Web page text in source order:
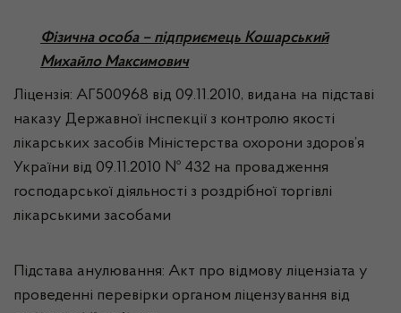
Фізична особа – підприємець Кошарський
Михайло Максимович
Ліцензія: АГ500968 від 09.11.2010, видана на підставі
наказу Державної інспекції з контролю якості
лікарських засобів Міністерства охорони здоров’я
України від 09.11.2010 № 432 на провадження
господарської діяльності з роздрібної торгівлі
лікарськими засобами
Підстава анулювання: Акт про відмову ліцензіата у
проведенні перевірки органом ліцензування від